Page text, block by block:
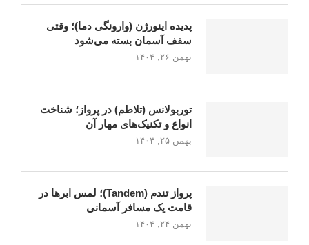
پدیده اینورژن (وارونگی دما)؛ وقتی
سقف آسمان بسته می‌شود
بهمن ۲۶, ۱۴۰۴
توربولانس (تلاطم) در پرواز؛ شناخت
انواع و تکنیک‌های مهار آن
بهمن ۲۵, ۱۴۰۴
پرواز تندم (Tandem)؛ لمس ابرها در
قامت یک مسافر آسمانی
بهمن ۲۴, ۱۴۰۴